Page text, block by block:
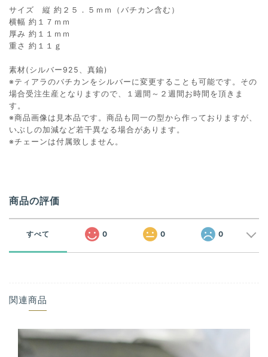
サイズ 縦 約２５．５ｍｍ（バチカン含む）
横幅 約１７ｍｍ
厚み 約１１ｍｍ
重さ 約１１ｇ
素材(シルバー925、真鍮)
※ティアラのバチカンをシルバーに変更することも可能です。その
場合受注生産となりますので、１週間～２週間お時間を頂きま
す。
※商品画像は見本品です。商品も同一の型から作っておりますが、
いぶしの加減など若干異なる場合があります。
※チェーンは付属致しません。
商品の評価
すべて 0 0 0
関連商品